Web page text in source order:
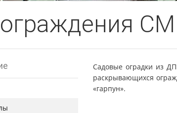
CM
Садовые оградки из
раскрывающихся
«гарпун».